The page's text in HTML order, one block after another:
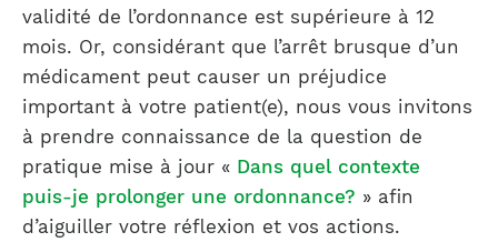
validité de l’ordonnance est supérieure à 12
mois. Or, considérant que l’arrêt brusque d’un
médicament peut causer un préjudice
important à votre patient(e), nous vous invitons
à prendre connaissance de la question de
pratique mise à jour « Dans quel contexte
puis-je prolonger une ordonnance? » afin
d’aiguiller votre réflexion et vos actions.